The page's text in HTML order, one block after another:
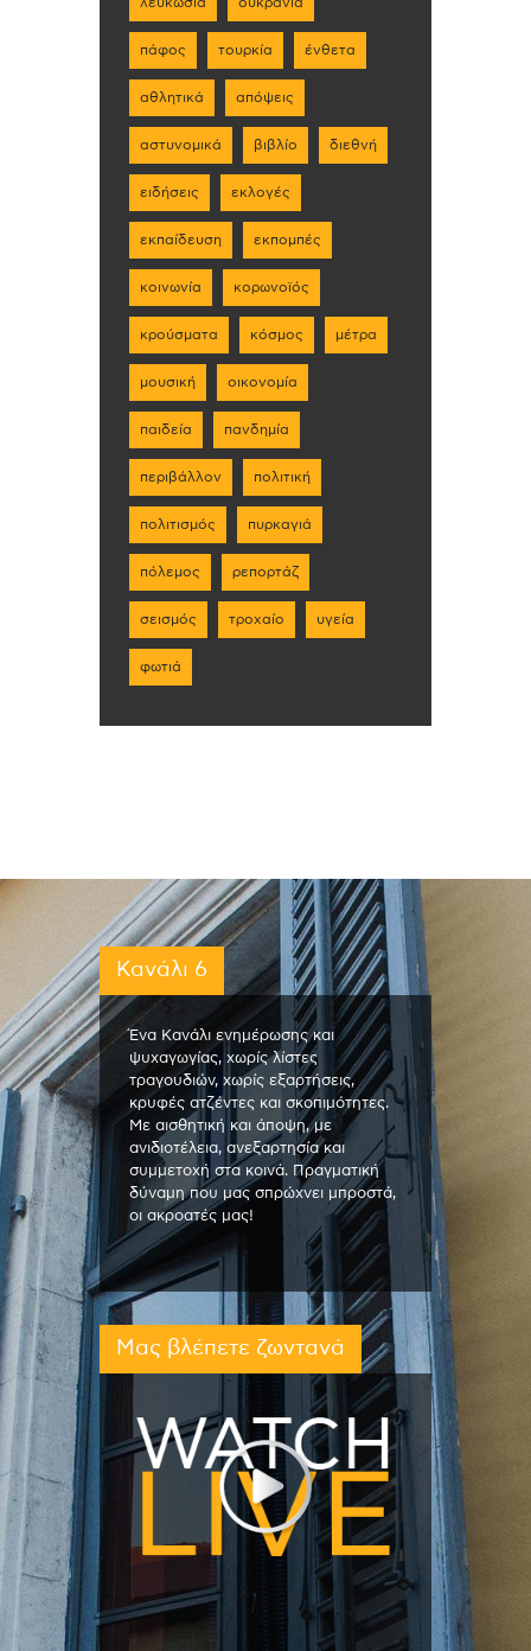
πάφος τουρκία ένθετα
αθλητικά απόψεις
αστυνομικά βιβλίο διεθνή
ειδήσεις εκλογές
εκπαίδευση εκπομπές
κοινωνία κορωνοϊός
κρούσματα κόσμος μέτρα
μουσική οικονομία
παιδεία πανδημία
περιβάλλον πολιτική
πολιτισμός πυρκαγιά
πόλεμος ρεπορτάζ
σεισμός τροχαίο υγεία
φωτιά
Κανάλι 6
Ένα Κανάλι ενημέρωσης και
ψυχαγωγίας, χωρίς λίστες
τραγουδιών, χωρίς εξαρτήσεις,
κρυφές ατζέντες και σκοπιμότητες.
Με αισθητική και άποψη, με
ανιδιοτέλεια, ανεξαρτησία και
συμμετοχή στα κοινά. Πραγματική
δύναμη που μας σπρώχνει μπροστά,
οι ακροατές μας!
Μας βλέπετε ζωντανά